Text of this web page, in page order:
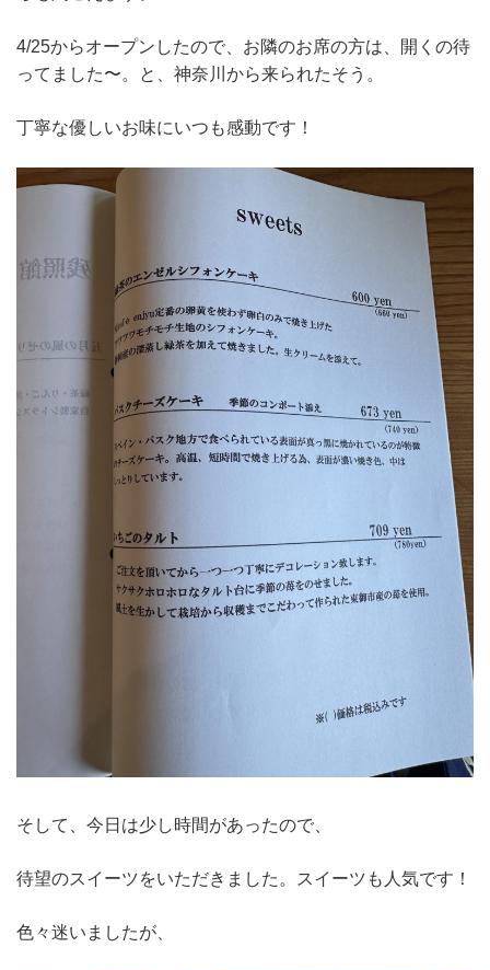
4/25からオープンしたので、お隣のお席の方は、開くの待
ってました〜。と、神奈川から来られたそう。
丁寧な優しいお味にいつも感動です！
そして、今日は少し時間があったので、
待望のスイーツをいただきました。スイーツも人気です！
色々迷いましたが、